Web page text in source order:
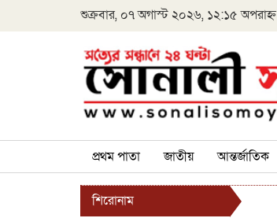
শুক্রবার, ০৭ অগাস্ট ২০২৬, ১২:১৫ অপরাহ্ন
প্রথম পাতা জাতীয় আন্তর্জাতিক
শিরোনাম